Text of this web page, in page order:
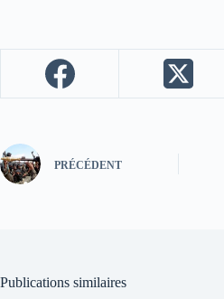
PRÉCÉDENT
Publications similaires